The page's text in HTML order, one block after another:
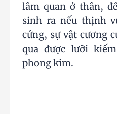
lâm quan ở thân,
sinh ra nếu thịnh
cứng, sự vật cương
qua được lưỡi
phong kim.